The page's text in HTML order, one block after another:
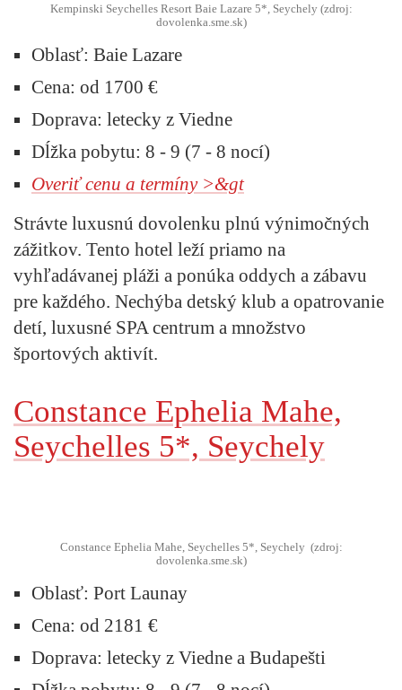
Kempinski Seychelles Resort Baie Lazare 5*, Seychely (zdroj:
dovolenka.sme.sk)
Oblasť: Baie Lazare
Cena: od 1700 €
Doprava: letecky z Viedne
Dĺžka pobytu: 8 - 9 (7 - 8 nocí)
Overiť cenu a termíny >&gt
Strávte luxusnú dovolenku plnú výnimočných
zážitkov. Tento hotel leží priamo na
vyhľadávanej pláži a ponúka oddych a zábavu
pre každého. Nechýba detský klub a opatrovanie
detí, luxusné SPA centrum a množstvo
športových aktivít.
Constance Ephelia Mahe,
Seychelles 5*, Seychely
Constance Ephelia Mahe, Seychelles 5*, Seychely (zdroj:
dovolenka.sme.sk)
Oblasť: Port Launay
Cena: od 2181 €
Doprava: letecky z Viedne a Budapešti